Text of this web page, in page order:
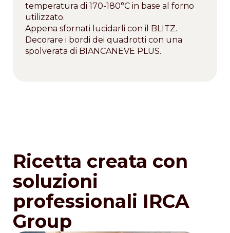
temperatura di 170-180°C in base al forno
utilizzato.
Appena sfornati lucidarli con il BLITZ.
Decorare i bordi dei quadrotti con una
spolverata di BIANCANEVE PLUS.
Ricetta creata con
soluzioni
professionali IRCA
Group